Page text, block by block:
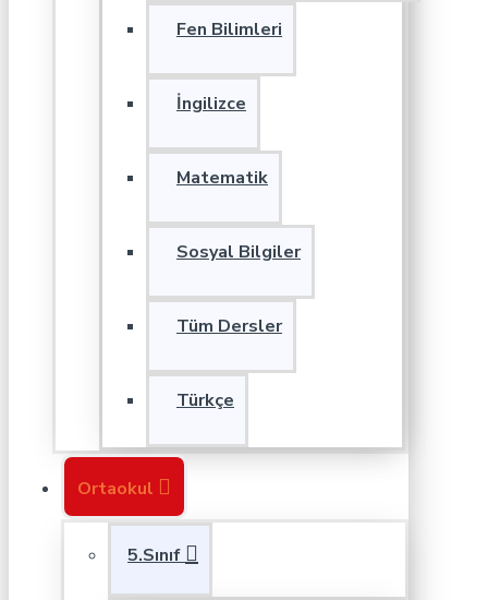
Fen Bilimleri
İngilizce
Matematik
Sosyal Bilgiler
Tüm Dersler
Türkçe
Ortaokul
5.Sınıf